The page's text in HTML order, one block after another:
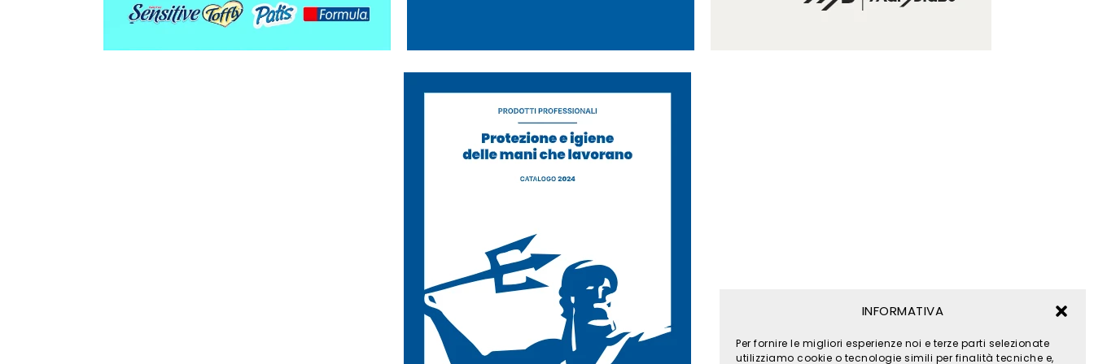
INFORMATIVA
Per fornire le migliori esperienze noi e terze parti selezionate
utilizziamo cookie o tecnologie simili per finalità tecniche e,